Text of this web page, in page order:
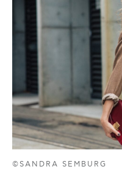
©SANDRA SEMBURG